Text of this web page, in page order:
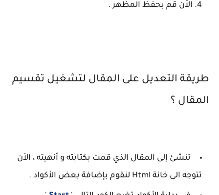
الاَن قم بحفظ المظهر .
طريقة التعديل على المقال لتشغيل تقسيم
المقال ؟
تنشئ إلى المقال الذي قمت بكتابته و أنهيته ، الاَن
تتوجه الى خانة Html لنقوم بإضافة بعض الأكواد .